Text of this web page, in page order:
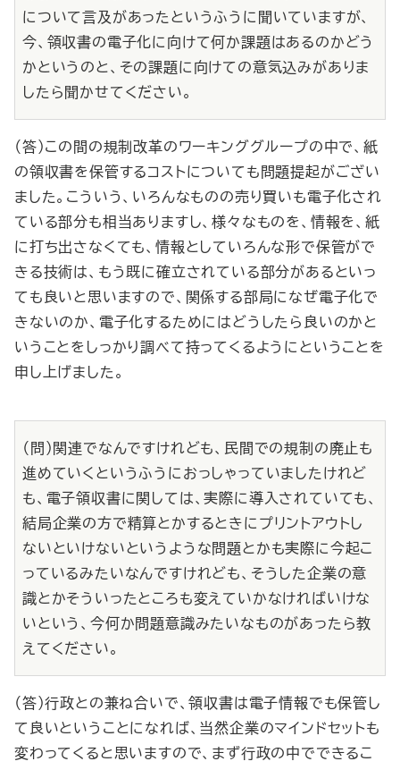
について言及があったというふうに聞いていますが、
今、領収書の電子化に向けて何か課題はあるのかどう
かというのと、その課題に向けての意気込みがありま
したら聞かせてください。
（答）この間の規制改革のワーキンググループの中で、紙
の領収書を保管するコストについても問題提起がござい
ました。こういう、いろんなものの売り買いも電子化され
ている部分も相当ありますし、様々なものを、情報を、紙
に打ち出さなくても、情報としていろんな形で保管がで
きる技術は、もう既に確立されている部分があるといっ
ても良いと思いますので、関係する部局になぜ電子化で
きないのか、電子化するためにはどうしたら良いのかと
いうことをしっかり調べて持ってくるようにということを
申し上げました。
（問）関連でなんですけれども、民間での規制の廃止も
進めていくというふうにおっしゃっていましたけれど
も、電子領収書に関しては、実際に導入されていても、
結局企業の方で精算とかするときにプリントアウトし
ないといけないというような問題とかも実際に今起こ
っているみたいなんですけれども、そうした企業の意
識とかそういったところも変えていかなければいけな
いという、今何か問題意識みたいなものがあったら教
えてください。
（答）行政との兼ね合いで、領収書は電子情報でも保管し
て良いということになれば、当然企業のマインドセットも
変わってくると思いますので、まず行政の中でできるこ